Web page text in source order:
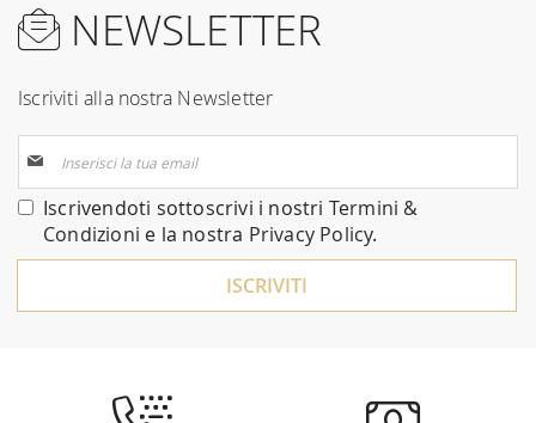
NEWSLETTER
Iscriviti alla nostra Newsletter
alla
nostra
Newsletter:
Iscrivendoti sottoscrivi i nostri Termini &
Condizioni e la nostra Privacy Policy.
ISCRIVITI